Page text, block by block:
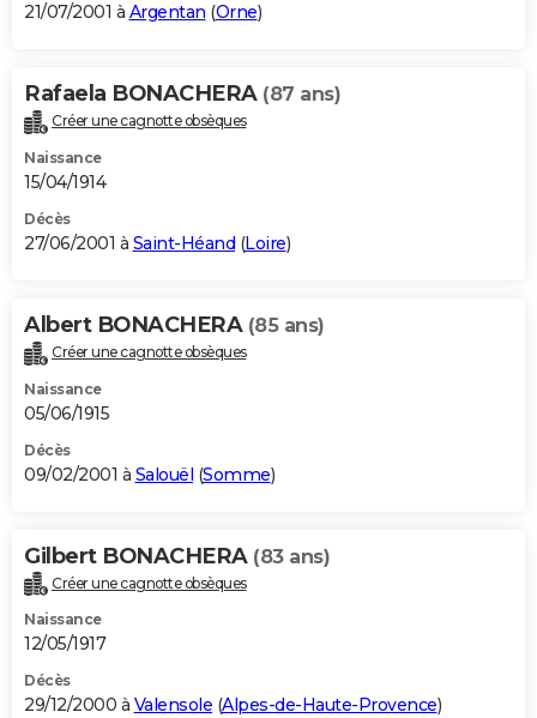
21/07/2001 à Argentan (Orne)
Rafaela BONACHERA (87 ans)
Créer une cagnotte obsèques
Naissance
15/04/1914
Décès
27/06/2001 à Saint-Héand (Loire)
Albert BONACHERA (85 ans)
Créer une cagnotte obsèques
Naissance
05/06/1915
Décès
09/02/2001 à Salouël (Somme)
Gilbert BONACHERA (83 ans)
Créer une cagnotte obsèques
Naissance
12/05/1917
Décès
29/12/2000 à Valensole (Alpes-de-Haute-Provence)